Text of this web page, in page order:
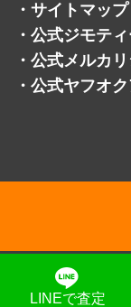
・ サイトマップ
・ 公式ジモテ
・ 公式メルカ
・ 公式ヤフオ
LINEで査定